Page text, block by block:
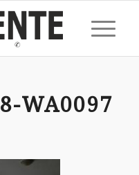
WA0097